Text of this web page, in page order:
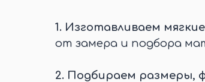
1. Изготавливаем
от замера и подбора
2. Подбираем размеры,